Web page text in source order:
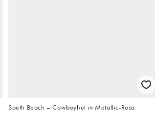
South Beach – Cowboyhut in Metallic-Rosa